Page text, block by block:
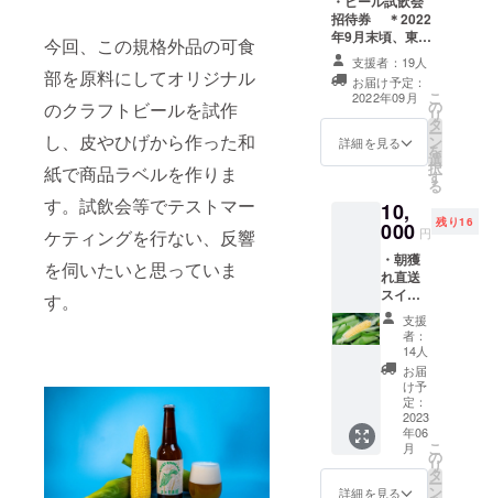
今回、この規格外品の可食
部を原料にしてオリジナル
のクラフトビールを試作
し、皮やひげから作った和
紙で商品ラベルを作りま
す。試飲会等でテストマー
ケティングを行ない、反響
を伺いたいと思っていま
す。
本生産
で変わ
す。
残渣の
分量や
混率に
より、
た見た
目にな
ると思
われま
す。
招待券 ＊2022
年9月末頃、東京
都内近郊にて開
催予定 ＊飲食
店貸切りにて開
催予定につき、
別途食事代が4千
円程発生致しま
す。 ＊恐れ入
己負担にてお願
い致します。
＊ビールの量に
は限りがありま
す。(18ℓ)
支援者：19人
お届け予定：
2022年09月
詳細を見る
こ
の
リ
タ
ー
ン
を
選
択
す
る
10,
000 円
残り16
・朝獲
れ直送
スイー
トコー
ン 7本
（2023
年6月初
旬 収
穫・発
送予
定） ＊
原産
地
日
支援
者：
14人
お届
け予
定：
2023
年06
月
詳細を見る
こ
の
リ
タ
ー
ン